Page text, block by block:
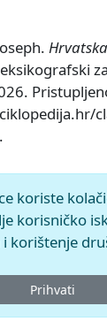
koriste
korisničko
korištenje
Prihvati